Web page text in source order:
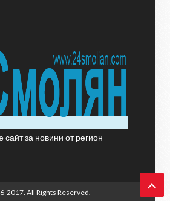
сайт за новини от регион
2017. All Rights Reserved.